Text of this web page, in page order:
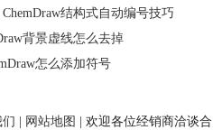
结构式自动编号技巧
背景虚线怎么去掉
怎么添加符号
网站地图
| 欢迎各位经销商洽谈合